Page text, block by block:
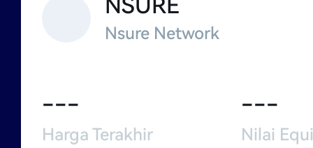
NSURE
Nsure Network
---
Harga Terakhir
---
Nilai